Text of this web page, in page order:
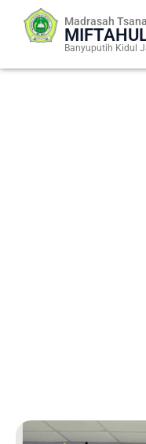
Madrasah
Banyuputih Kidul